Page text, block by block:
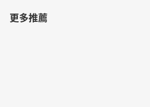
更多推薦